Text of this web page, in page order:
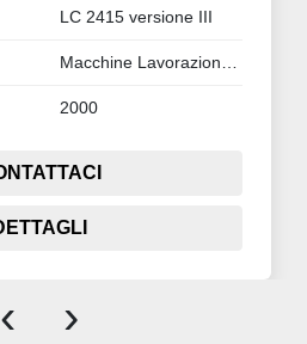
LC 2415 versione III
2000
‹ ›